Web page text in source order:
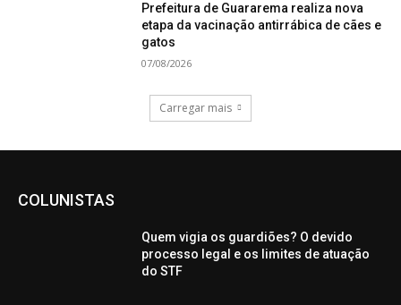
Prefeitura de Guararema realiza nova
etapa da vacinação antirrábica de cães e
gatos
07/08/2026
Carregar mais
COLUNISTAS
Quem vigia os guardiões? O devido
processo legal e os limites de atuação
do STF